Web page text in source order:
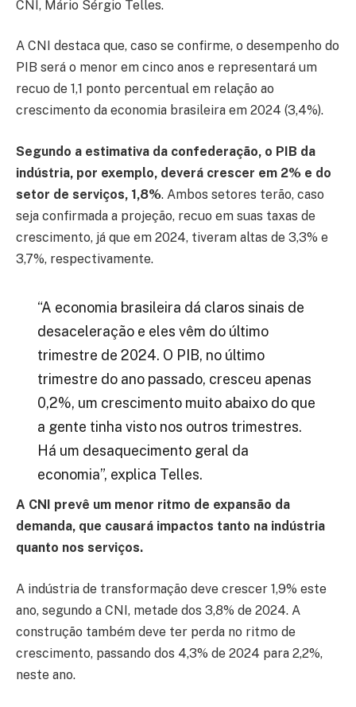
CNI, Mário Sérgio Telles.
A CNI destaca que, caso se confirme, o desempenho do
PIB será o menor em cinco anos e representará um
recuo de 1,1 ponto percentual em relação ao
crescimento da economia brasileira em 2024 (3,4%).
Segundo a estimativa da confederação, o PIB da
indústria, por exemplo, deverá crescer em 2% e do
setor de serviços, 1,8%. Ambos setores terão, caso
seja confirmada a projeção, recuo em suas taxas de
crescimento, já que em 2024, tiveram altas de 3,3% e
3,7%, respectivamente.
“A economia brasileira dá claros sinais de
desaceleração e eles vêm do último
trimestre de 2024. O PIB, no último
trimestre do ano passado, cresceu apenas
0,2%, um crescimento muito abaixo do que
a gente tinha visto nos outros trimestres.
Há um desaquecimento geral da
economia”, explica Telles.
A CNI prevê um menor ritmo de expansão da
demanda, que causará impactos tanto na indústria
quanto nos serviços.
A indústria de transformação deve crescer 1,9% este
ano, segundo a CNI, metade dos 3,8% de 2024. A
construção também deve ter perda no ritmo de
crescimento, passando dos 4,3% de 2024 para 2,2%,
neste ano.